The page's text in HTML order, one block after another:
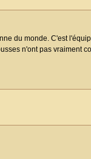
du monde. C'est
n'ont pas vraiment